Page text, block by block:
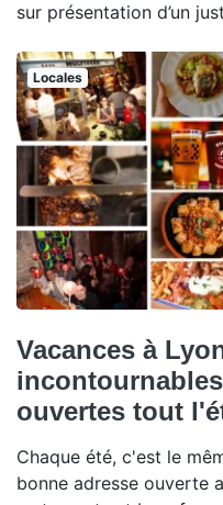
sur présentation d’un
Locales
Vacances à
ouvertes tout
Chaque été, c'est le
bonne adresse ouverte